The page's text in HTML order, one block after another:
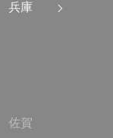
兵庫
佐賀